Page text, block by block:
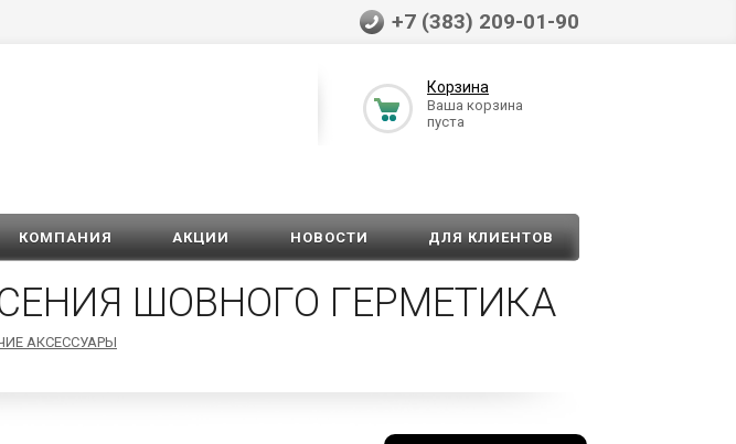
+7 (383) 209-01-90
Корзина
Ваша корзина
пуста
КОМПАНИЯ АКЦИИ НОВОСТИ ДЛЯ КЛИЕНТОВ
ШОВНОГО ГЕРМЕТИКА
АКСЕССУАРЫ